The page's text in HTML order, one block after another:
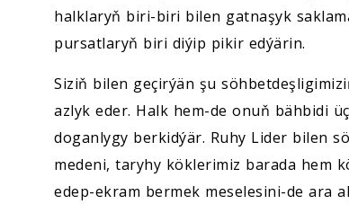
halklaryň biri-biri bilen gatnaşyk
pursatlaryň biri diýip pikir edýärin.
Siziň bilen geçirýän şu
azlyk eder. Halk hem-de onuň bähbidi
doganlygy berkidýär. Ruhy Lider bilen
medeni, taryhy köklerimiz barada hem
edep-ekram bermek meselesini-de ara